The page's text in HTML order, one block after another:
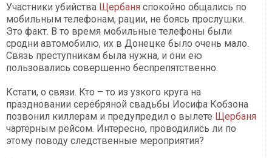
Участники убийства Щербаня спокойно общались по
мобильным телефонам, рации, не боясь прослушки.
Это факт. В то время мобильные телефоны были
сродни автомобилю, их в Донецке было очень мало.
Связь преступникам была нужна, и они ею
пользовались совершенно беспрепятственно.
Кстати, о связи. Кто – то из узкого круга на
праздновании серебряной свадьбы Иосифа Кобзона
позвонил киллерам и предупредил о вылете Щербаня
чартерным рейсом. Интересно, проводились ли по
этому поводу следственные мероприятия?